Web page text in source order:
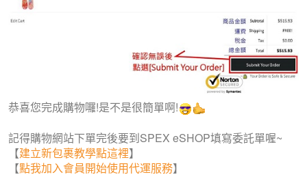
恭喜您完成購物囉!是不是很簡單啊!
記得購物網站下單完後要到SPEX eSHOP填寫委託單喔~
【建立新包裹教學點這裡】
【點我加入會員開始使用代運服務】